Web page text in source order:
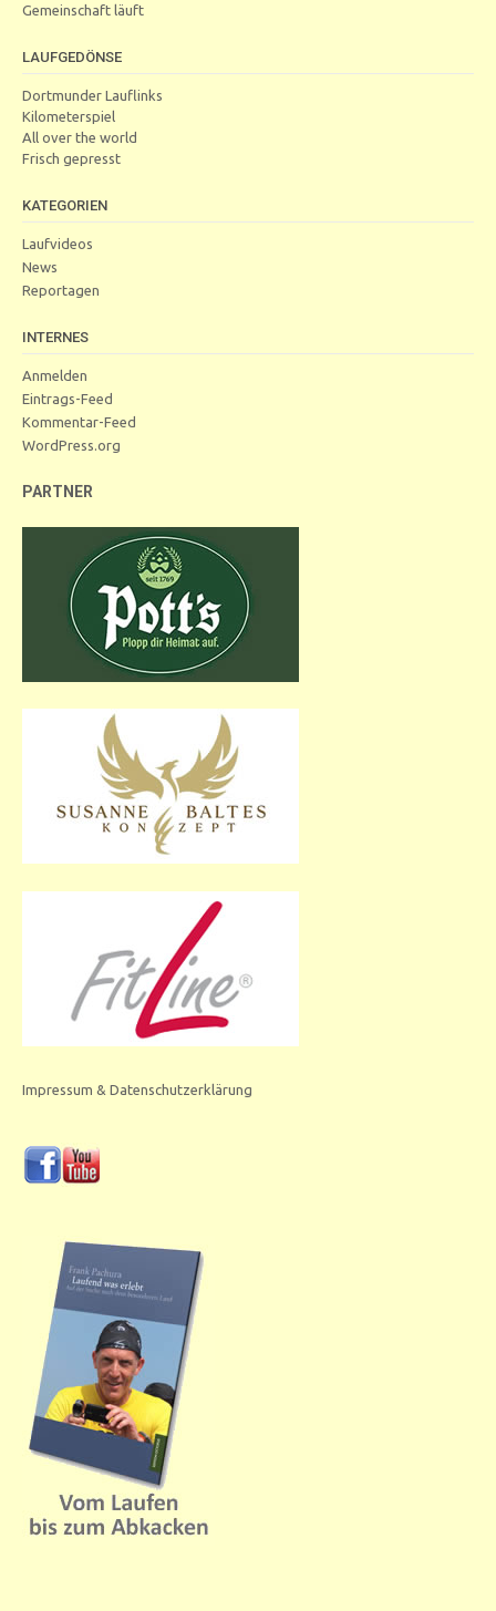
Gemeinschaft läuft
LAUFGEDÖNSE
Dortmunder Lauflinks
Kilometerspiel
All over the world
Frisch gepresst
KATEGORIEN
Laufvideos
News
Reportagen
INTERNES
Anmelden
Eintrags-Feed
Kommentar-Feed
WordPress.org
PARTNER
Impressum & Datenschutzerklärung